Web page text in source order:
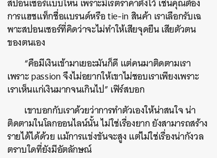
การแฮชแท็กชื่อแบรนด์หรือ tie-in สินค้า เราเลือกรับเฉ
พาะสปอนเซอร์ที่คิดว่าจะไม่ทำให้เสียจุดยืน เสียตัวตน
ของตนเอง
“คือมีเงินเข้ามาเยอะมันก็ดี แต่คนมาติดตามเรา
เพราะ passion จึงไม่อยากให้เขาไม่ชอบเราเพียงเพราะ
เราเห็นแก่เงินมากจนเกินไป” เฟิร์สบอก
เขาบอกกับเราด้วยว่าการทำตัวเองให้น่าสนใจ น่า
ติดตามในโลกออนไลน์นั้น ไม่ใช่เรื่องยาก ยังสามารถสร้าง
รายได้ได้ด้วย แม้การแข่งขันจะสูง แต่ไม่ใช่เรื่องน่ากังวล
ตราบใดที่ยังมีอัตลักษณ์